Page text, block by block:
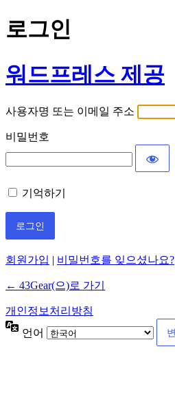
로그인
워드프레스 제공
사용자명 또는 이메일 주소
비밀번호
기억하기
회원가입 | 비밀번호를 잊으셨나요?
← 43Gear(으)로 가기
개인정보처리방침
언어